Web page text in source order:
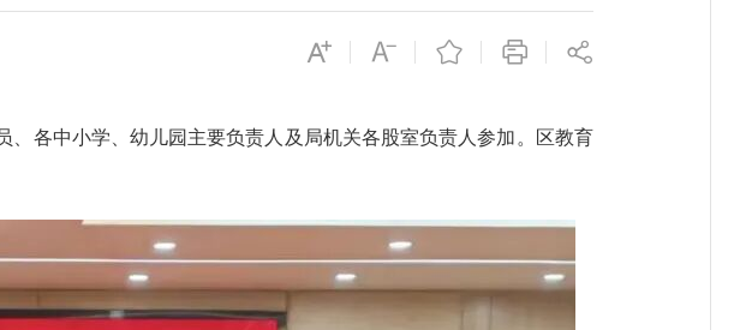
各中小学、幼儿园主要负责人及局机关各股室负责人参加。区教育